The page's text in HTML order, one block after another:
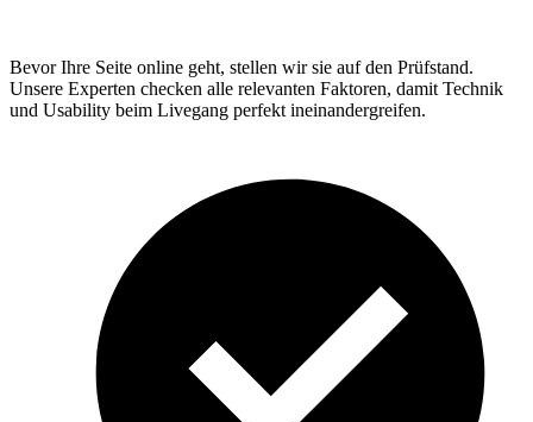
Bevor Ihre Seite online geht, stellen wir sie auf den Prüfstand.
Unsere Experten checken alle relevanten Faktoren, damit Technik
und Usability beim Livegang perfekt ineinandergreifen.